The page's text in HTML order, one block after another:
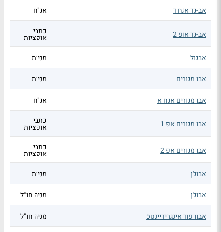
אב-גד אגח ד אג"ח
אב-גד אופ 2 כתבי
אופציות
אבגול
מניות
אבו מגורים מניות
אבו מגורים אגח א אג"ח
אבו מגורים אפ 1 כתבי
אופציות
אבו מגורים אפ 2 כתבי
אופציות
אבוג'ן
מניות
אבוג'ן מניה חו"ל
אבוו פוד אינגרידיינטס מניה חו"ל